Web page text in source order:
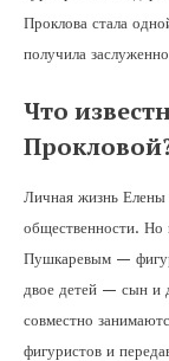
Проклова стала
получила
Что
Личная жизнь Елены
общественности. Но
Пушкаревым —
двое детей — сын и
совместно
фигуристов и